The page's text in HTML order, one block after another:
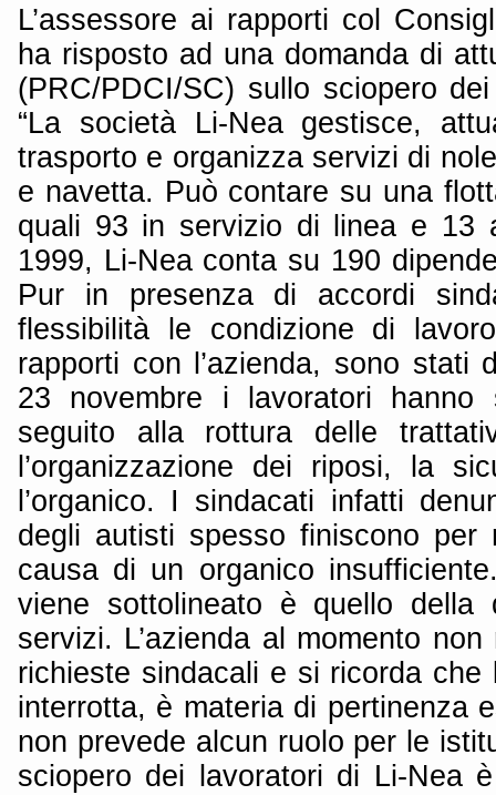
L’assessore ai rapporti col
ha risposto ad una domanda di
(PRC/PDCI/SC) sullo sciopero
“La società Li-Nea gestisce,
trasporto e organizza servizi di
e navetta. Può contare su una
quali 93 in servizio di linea e 13
1999, Li-Nea conta su 190
Pur in presenza di accordi
flessibilità le condizione di
rapporti con l’azienda, sono stati
23 novembre i lavoratori
seguito alla rottura delle
l’organizzazione dei riposi, la
l’organico. I sindacati infatti
degli autisti spesso finiscono per
causa di un organico
viene sottolineato è quello della
servizi. L’azienda al momento
richieste sindacali e si ricorda
interrotta, è materia di pertinenza
non prevede alcun ruolo per le
sciopero dei lavoratori di Li-Nea